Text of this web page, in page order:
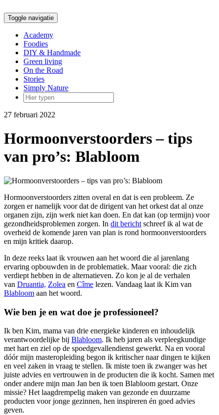
naar
inhoud
Toggle navigatie
Academy
Foodies
DIY & Handmade
Green living
On the Road
Stories
Simply Nature
27 februari 2022
Hormoonverstoorders – tips
van pro’s: Blabloom
Hormoonverstoorders zitten overal en dat is een probleem. Ze
zorgen er namelijk voor dat de dirigent van het orkest dat al onze
organen zijn, zijn werk niet kan doen. En dat kan (op termijn) voor
gezondheidsproblemen zorgen. In dit bericht schreef ik al wat de
overheid de komende jaren van plan is rond hormoonverstoorders
en mijn kritiek daarop.
In deze reeks laat ik vrouwen aan het woord die al jarenlang
ervaring opbouwden in de problematiek. Maar vooral: die zich
verdiept hebben in de alternatieven. Zo kon je al de verhalen
van Druantia, Zolea en Cîme lezen. Vandaag laat ik Kim van
Blabloom aan het woord.
Wie ben je en wat doe je professioneel?
Ik ben Kim, mama van drie energieke kinderen en inhoudelijk
verantwoordelijke bij Blabloom. Ik heb jaren als verpleegkundige
met hart en ziel op de spoedgevallendienst gewerkt. Na en vooral
dóór mijn masteropleiding begon ik kritischer naar dingen te kijken
en veel zaken in vraag te stellen. Ik miste toen ik zwanger was het
juiste advies en vertrouwen in de producten die ik kocht. Samen met
onder andere mijn man Jan ben ik toen Blabloom gestart. Onze
missie? Het laagdrempelig maken van gezonde en duurzame
producten voor jonge gezinnen, hen inspireren én goed advies
geven.